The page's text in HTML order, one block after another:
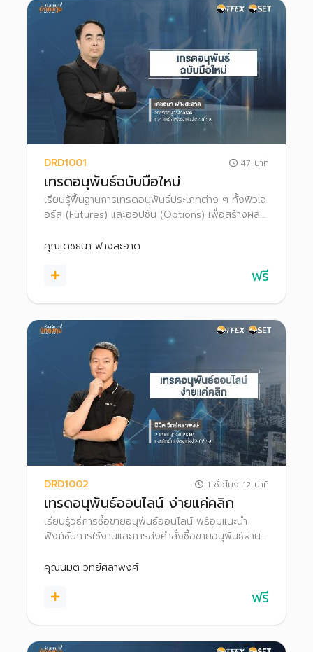
DRD1001 47 นาที
เทรดอนุพันธ์ฉบับมือใหม่
เรียนรู้พื้นฐานการเทรดอนุพันธ์ประเภทต่าง ๆ ทั้งฟิวเจ
อร์ส (Futures) และออปชัน (Options) เพื่อสร้างผล
ภาวะตลาดขาขึ้นและขาลง
คุณเดชธนา ฟางสะอาด
ฟรี
DRD1002 1 ชั่วโมง 12 นาที
เทรดอนุพันธ์ออนไลน์ ง่ายแค่คลิก
เรียนรู้วิธีการซื้อขายอนุพันธ์ออนไลน์ พร้อมแนะนำ
ฟังก์ชันการใช้งานและการส่งคำสั่งซื้อขายอนุพันธ์ผ่าน
คุณนิมิต วิทย์ศลาพงศ์
ฟรี